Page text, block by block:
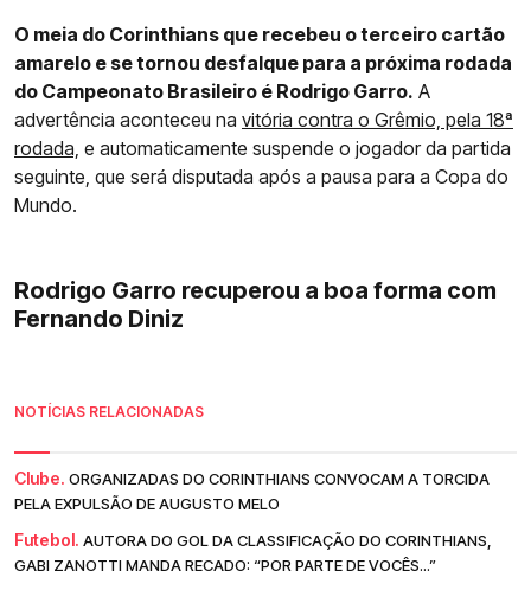
O meia do Corinthians que recebeu o terceiro cartão
amarelo e se tornou desfalque para a próxima rodada
do Campeonato Brasileiro é Rodrigo Garro. A
advertência aconteceu na vitória contra o Grêmio, pela 18ª
rodada, e automaticamente suspende o jogador da partida
seguinte, que será disputada após a pausa para a Copa do
Mundo.
Rodrigo Garro recuperou a boa forma com
Fernando Diniz
NOTÍCIAS RELACIONADAS
Clube. ORGANIZADAS DO CORINTHIANS CONVOCAM A TORCIDA
PELA EXPULSÃO DE AUGUSTO MELO
Futebol. AUTORA DO GOL DA CLASSIFICAÇÃO DO CORINTHIANS,
GABI ZANOTTI MANDA RECADO: “POR PARTE DE VOCÊS...”